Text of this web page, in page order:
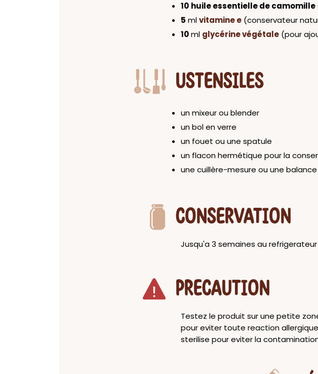
10 huile essentielle de camomille
5 mlvitamine e (conservateur
10ml glycérine végétale (pour
USTENSILES
un mixeur ou blender
un bol en verre
un fouet ou une spatule
un flacon hermétique pour la
une cuillère-mesure ou une
CONSERVATION
Jusqu'a 3 semaines au refrigerateur
PRECAUTION
Testez le produit sur une petite
pour eviter toute reaction
sterilise pour eviter la